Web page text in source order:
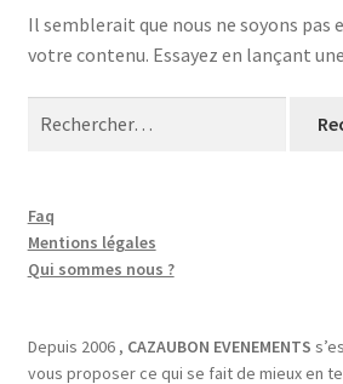
Il semblerait que nous ne soyons pas
votre contenu. Essayez en lançant
Faq
Mentions légales
Qui sommes nous ?
Depuis 2006 , CAZAUBON EVENEMENTS
vous proposer ce qui se fait de mieux en